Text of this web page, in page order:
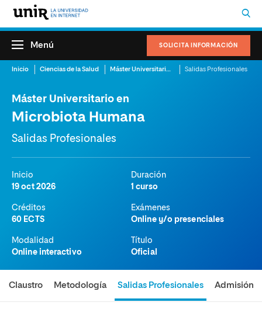
SOLICITA INFORMACIÓN
Menú
Inicio Ciencias de la Salud Máster Universitario en Microbiota Humana Salidas Profesionales
Máster Universitario en
Microbiota Humana
Salidas Profesionales
Inicio
19 oct 2026
Duración
1 curso
Créditos
60 ECTS
Exámenes
Online y/o presenciales
Modalidad
Online interactivo
Título
Oficial
Claustro Metodología Salidas Profesionales Admisión